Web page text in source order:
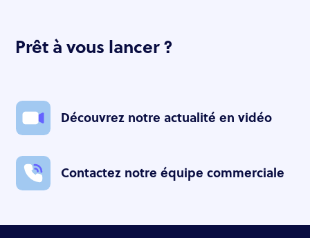
Prêt à vous lancer ?
Découvrez notre actualité en vidéo
Contactez notre équipe commerciale